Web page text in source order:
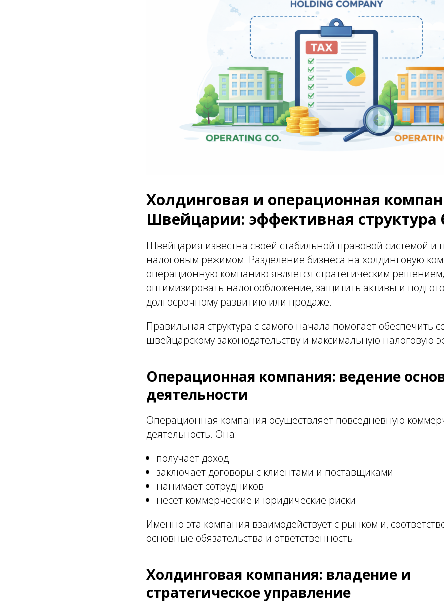
Холдинговая и операционная
Швейцарии: эффективная структура
Швейцария известна своей стабильной правовой системой и
налоговым режимом. Разделение бизнеса на холдинговую
операционную компанию является стратегическим
оптимизировать налогообложение, защитить активы и
долгосрочному развитию или продаже.
Правильная структура с самого начала помогает обеспечить
швейцарскому законодательству и максимальную налоговую
Операционная компания: ведение
деятельности
Операционная компания осуществляет повседневную
деятельность. Она:
получает доход
заключает договоры с клиентами и поставщиками
нанимает сотрудников
несет коммерческие и юридические риски
Именно эта компания взаимодействует с рынком и,
основные обязательства и ответственность.
Холдинговая компания: владение и
стратегическое управление